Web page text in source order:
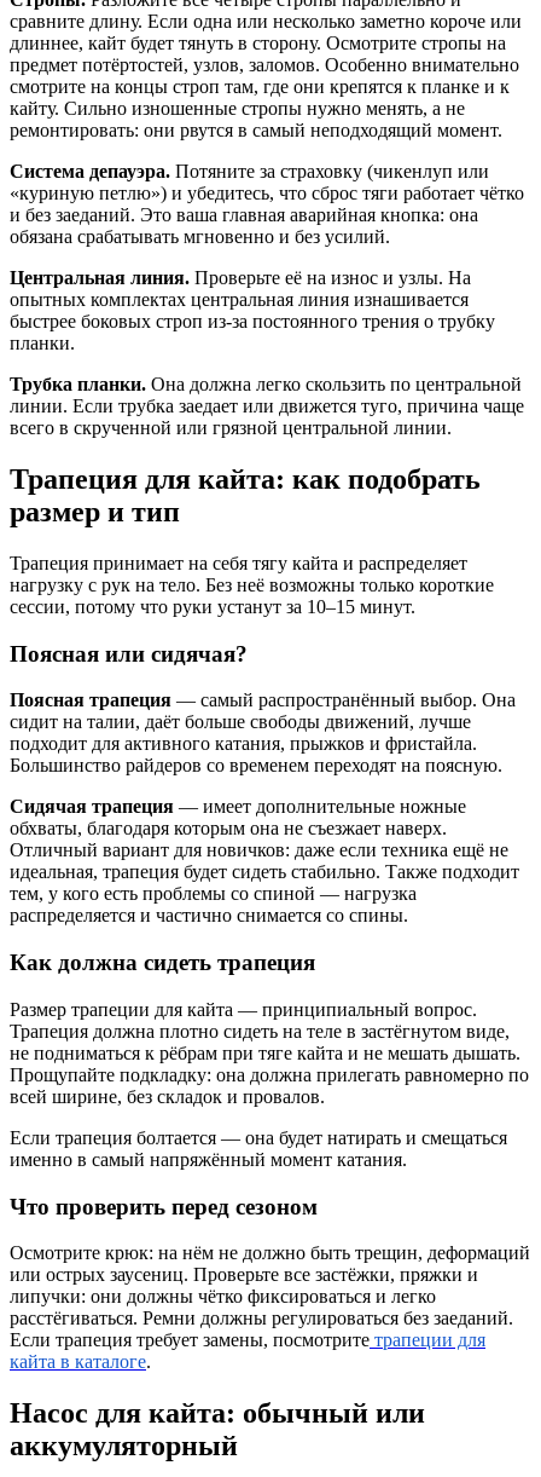
сравните длину. Если одна или несколько заметно короче или
длиннее, кайт будет тянуть в сторону. Осмотрите стропы на
предмет потёртостей, узлов, заломов. Особенно внимательно
смотрите на концы строп там, где они крепятся к планке и к
кайту. Сильно изношенные стропы нужно менять, а не
ремонтировать: они рвутся в самый неподходящий момент.
Система депауэра. Потяните за страховку (чикенлуп или
«куриную петлю») и убедитесь, что сброс тяги работает чётко
и без заеданий. Это ваша главная аварийная кнопка: она
обязана срабатывать мгновенно и без усилий.
Центральная линия. Проверьте её на износ и узлы. На
опытных комплектах центральная линия изнашивается
быстрее боковых строп из-за постоянного трения о трубку
планки.
Трубка планки. Она должна легко скользить по центральной
линии. Если трубка заедает или движется туго, причина чаще
всего в скрученной или грязной центральной линии.
Трапеция для кайта: как подобрать
размер и тип
Трапеция принимает на себя тягу кайта и распределяет
нагрузку с рук на тело. Без неё возможны только короткие
сессии, потому что руки устанут за 10–15 минут.
Поясная или сидячая?
Поясная трапеция — самый распространённый выбор. Она
сидит на талии, даёт больше свободы движений, лучше
подходит для активного катания, прыжков и фристайла.
Большинство райдеров со временем переходят на поясную.
Сидячая трапеция — имеет дополнительные ножные
обхваты, благодаря которым она не съезжает наверх.
Отличный вариант для новичков: даже если техника ещё не
идеальная, трапеция будет сидеть стабильно. Также подходит
тем, у кого есть проблемы со спиной — нагрузка
распределяется и частично снимается со спины.
Как должна сидеть трапеция
Размер трапеции для кайта — принципиальный вопрос.
Трапеция должна плотно сидеть на теле в застёгнутом виде,
не подниматься к рёбрам при тяге кайта и не мешать дышать.
Прощупайте подкладку: она должна прилегать равномерно по
всей ширине, без складок и провалов.
Если трапеция болтается — она будет натирать и смещаться
именно в самый напряжённый момент катания.
Что проверить перед сезоном
Осмотрите крюк: на нём не должно быть трещин, деформаций
или острых заусениц. Проверьте все застёжки, пряжки и
липучки: они должны чётко фиксироваться и легко
расстёгиваться. Ремни должны регулироваться без заеданий.
Если трапеция требует замены, посмотрите трапеции для
кайта в каталоге.
Насос для кайта: обычный или
аккумуляторный